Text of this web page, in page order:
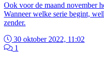
Ook voor de maand november
Wanneer welke serie begint,
zender.
30 oktober 2022, 11:02
1